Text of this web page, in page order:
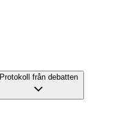
Protokoll från debatten